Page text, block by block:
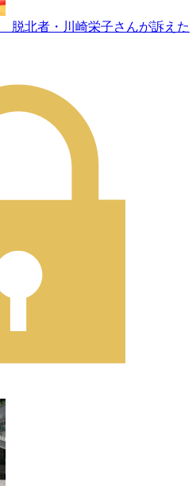
脱北者・川崎栄子さんが訴えた